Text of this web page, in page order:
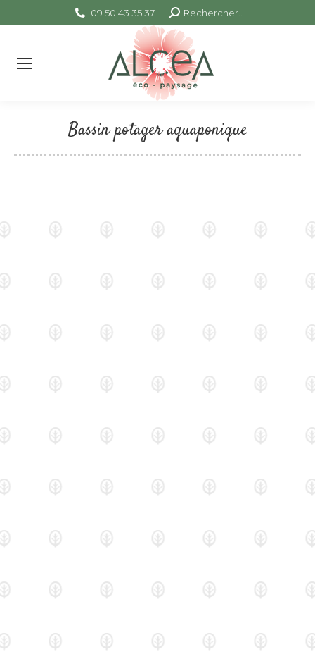
09 50 43 35 37 Search:
Rechercher..
Bassin potager aquaponique
Vous êtes ici :